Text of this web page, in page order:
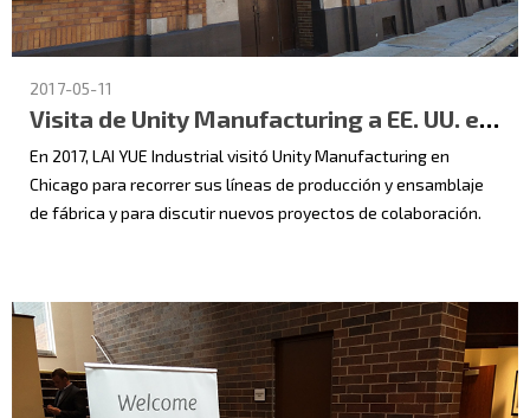
2017-05-11
Visita de Unity Manufacturing a EE. UU. en 2017
En 2017, LAI YUE Industrial visitó Unity Manufacturing en
Chicago para recorrer sus líneas de producción y ensamblaje
de fábrica y para discutir nuevos proyectos de colaboración.